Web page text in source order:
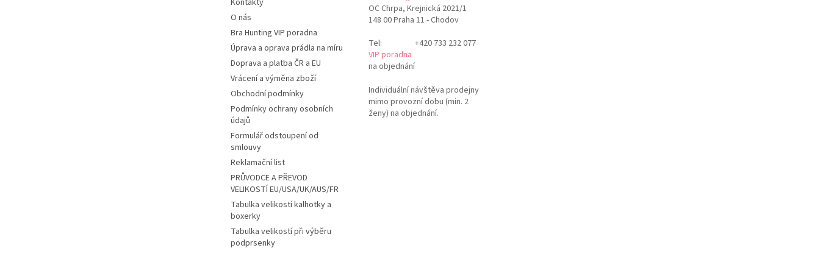
O nás
Bra Hunting VIP poradna
Úprava a oprava prádla na míru
Doprava a platba ČR a EU
Vrácení a výměna zboží
Obchodní podmínky
Podmínky ochrany osobních
údajů
Formulář odstoupení od
smlouvy
Reklamační list
PRŮVODCE A PŘEVOD
VELIKOSTÍ EU/USA/UK/AUS/FR
Tabulka velikostí kalhotky a
boxerky
Tabulka velikostí při výběru
podprsenky
OC Chrpa, Krejnická 2021/1
148 00 Praha 11 - Chodov
Tel:
+420 733 232 077
VIP poradna
na objednání
Individuální návštěva prodejny
mimo provozní dobu (min. 2
ženy) na objednání.